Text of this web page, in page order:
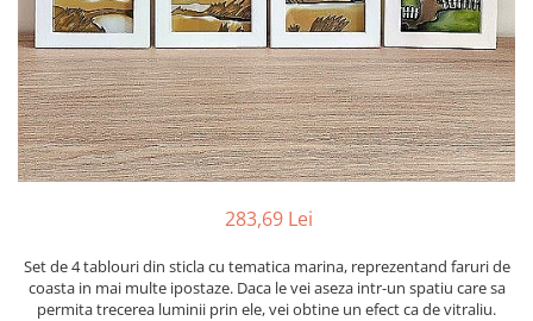
Barci, vapoare, ambarcatiuni
Pesti
Decoratiuni care se agata
Tablouri
283,69 Lei
Set de 4 tablouri din sticla cu tematica marina, reprezentand faruri de
coasta in mai multe ipostaze. Daca le vei aseza intr-un spatiu care sa
permita trecerea luminii prin ele, vei obtine un efect ca de vitraliu.